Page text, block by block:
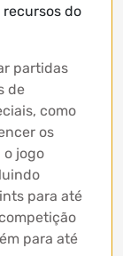
do
partidas
de
como
os
o jogo
para até
para até